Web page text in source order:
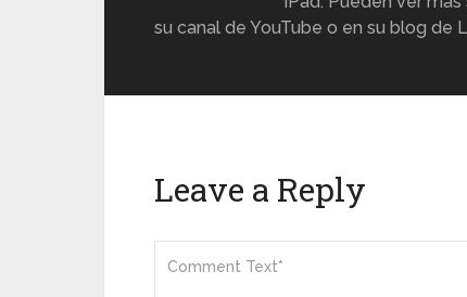
su canal de YouTube o en su blog de
Leave a Reply